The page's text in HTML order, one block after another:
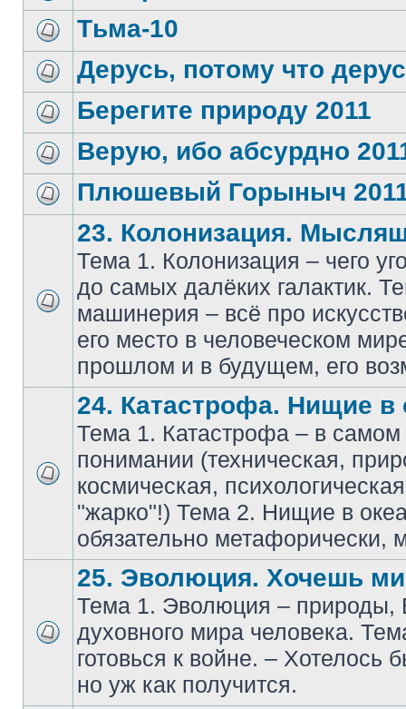
Тьма-10
Дерусь, потому что
Берегите природу 2011
Верую, ибо абсурдно
Плюшевый Горыныч
23. Колонизация.
Тема 1. Колонизация – чего
до самых далёких галактик.
машинерия – всё про
его место в человеческом
прошлом и в будущем, его
24. Катастрофа. Нищие в
Тема 1. Катастрофа – в
понимании (техническая,
космическая,
"жарко"!) Тема 2. Нищие в
обязательно метафорически,
25. Эволюция. Хочешь
Тема 1. Эволюция – природы,
духовного мира человека.
готовься к войне. – Хотелось
но уж как получится.